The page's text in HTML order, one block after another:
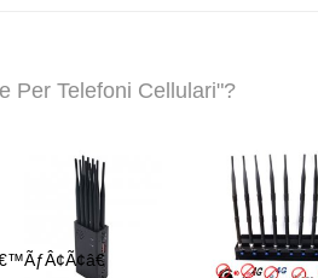
Per Telefoni Cellulari"?